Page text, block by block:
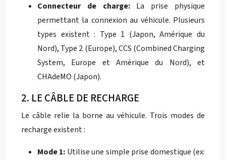
Connecteur de charge: La prise physique
permettant la connexion au véhicule. Plusieurs
types existent : Type 1 (Japon, Amérique du
Nord), Type 2 (Europe), CCS (Combined Charging
System, Europe et Amérique du Nord), et
CHAdeMO (Japon).
2. LE CÂBLE DE RECHARGE
Le câble relie la borne au véhicule. Trois modes de
recharge existent :
Mode 1: Utilise une simple prise domestique (ex: